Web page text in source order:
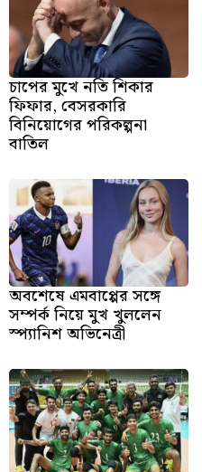
চাপের মুখে নতি শিকার
ফিফার, বেসরকারি
বিনিয়োগের পরিকল্পনা
বাতিল
অবশেষে এমবাপ্পের সঙ্গে
সম্পর্ক নিয়ে মুখ খুললেন
স্প্যানিশ অভিনেত্রী